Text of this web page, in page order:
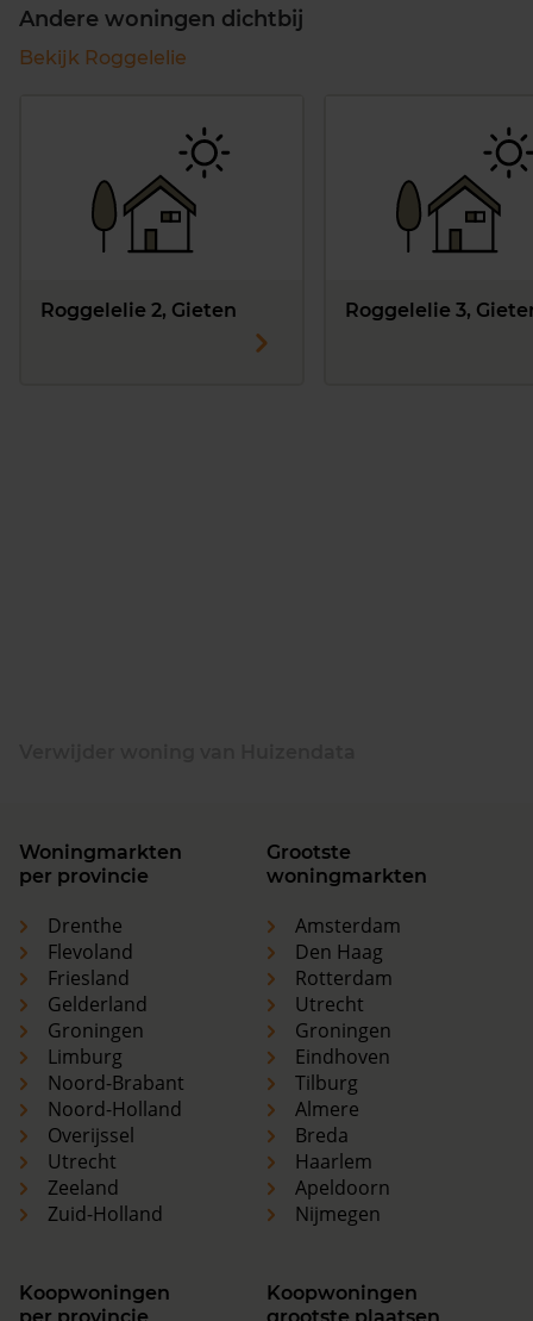
Andere woningen dichtbij
Bekijk Roggelelie
Roggelelie 2, Gieten Roggelelie 3,
Woningmarkten
per provincie
Drenthe
Flevoland
Friesland
Gelderland
Groningen
Limburg
Noord-Brabant
Noord-Holland
Overijssel
Utrecht
Zeeland
Zuid-Holland
Grootste
woningmarkten
Amsterdam
Den Haag
Rotterdam
Utrecht
Groningen
Eindhoven
Tilburg
Almere
Breda
Haarlem
Apeldoorn
Nijmegen
Koopwoningen
Koopwoningen